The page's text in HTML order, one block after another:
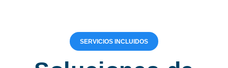
SERVICIOS INCLUIDOS